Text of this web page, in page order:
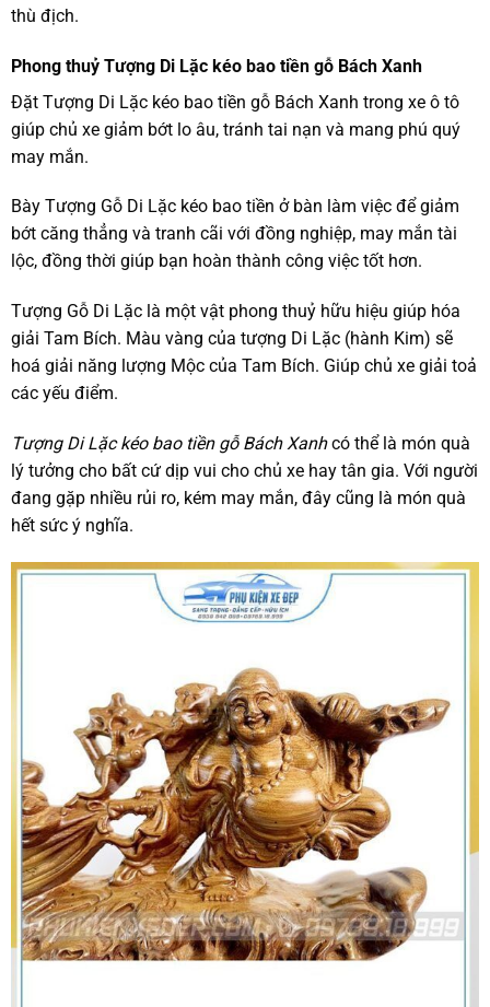
thù địch.
Phong thuỷ Tượng Di Lặc kéo bao tiền gỗ Bách Xanh
Đặt Tượng Di Lặc kéo bao tiền gỗ Bách Xanh trong xe ô tô
giúp chủ xe giảm bớt lo âu, tránh tai nạn và mang phú quý
may mắn.
Bày Tượng Gỗ Di Lặc kéo bao tiền ở bàn làm việc để giảm
bớt căng thẳng và tranh cãi với đồng nghiệp, may mắn tài
lộc, đồng thời giúp bạn hoàn thành công việc tốt hơn.
Tượng Gỗ Di Lặc là một vật phong thuỷ hữu hiệu giúp hóa
giải Tam Bích. Màu vàng của tượng Di Lặc (hành Kim) sẽ
hoá giải năng lượng Mộc của Tam Bích. Giúp chủ xe giải toả
các yếu điểm.
Tượng Di Lặc kéo bao tiền gỗ Bách Xanhcó thể là món quà
lý tưởng cho bất cứ dịp vui cho chủ xe hay tân gia. Với người
đang gặp nhiều rủi ro, kém may mắn, đây cũng là món quà
hết sức ý nghĩa.